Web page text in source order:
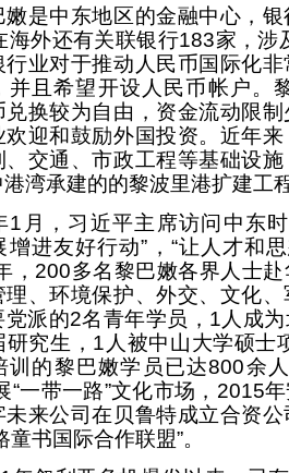
中东地区的金融中心，银
海外还有关联银行183家，涉
行业对于推动人民币国际化
并且希望开设人民币帐户。
兑换较为自由，资金流动限
欢迎和鼓励外国投资。近年
、交通、市政工程等基础设
湾承建的的黎波里港扩建工
，习近平主席访问中东时
增进友好行动”，“让人才和
，200多名黎巴嫩各界人士
理、环境保护、外交、文化
党派的2名青年学员，1人成
研究生，1人被中山大学硕士
训的黎巴嫩学员已达800余
“一带一路”文化市场，2015
未来公司在贝鲁特成立合资
童书国际合作联盟”。